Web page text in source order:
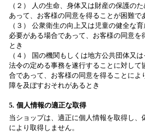
（２） 人の生命、身体又は財産の保護の
あって、お客様の同意を得ることが困難で
（３） 公衆衛生の向上又は児童の健全な
必要がある場合であって、お客様の同意を
とき
（４） 国の機関もしくは地方公共団体又
法令の定める事務を遂行することに対して
合であって、お客様の同意を得ることによ
障を及ぼすおそれがあるとき
5. 個人情報の適正な取得
当ショップは、適正に個人情報を取得し、
により取得しません。